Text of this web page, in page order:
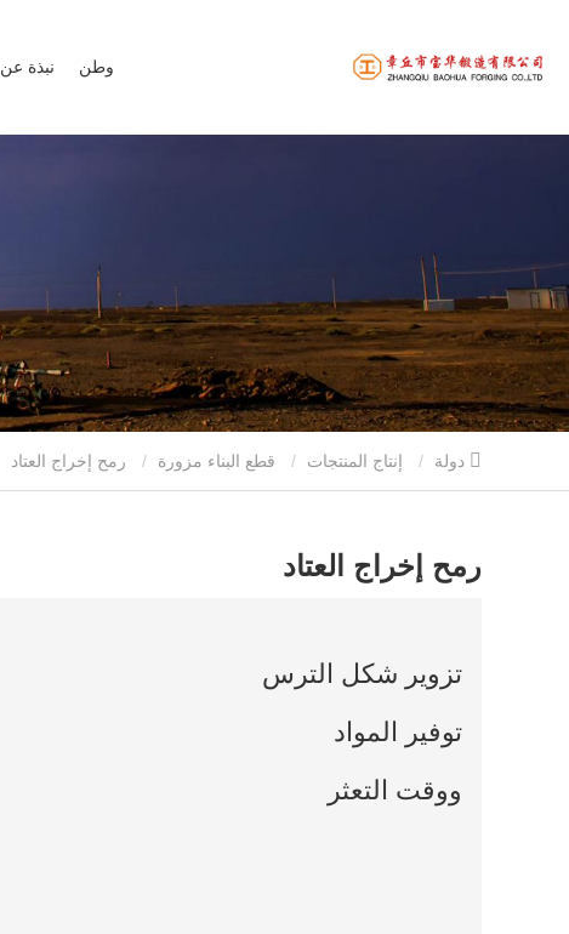
وطن نبذة عن
إنتاج المنتجات قطع البناء مزورة
رمح إخراج العتاد
تزوير شكل الترس
توفير المواد
ووقت التعثر